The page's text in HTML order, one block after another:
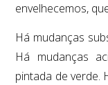
envelhecemos,
Há mudanças
Há mudanças
pintada de verde.